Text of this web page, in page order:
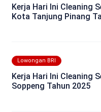
Kerja Hari Ini Cleaning
Kota Tanjung Pinang
Lowongan BRI
Kerja Hari Ini Cleaning
Soppeng Tahun 2025